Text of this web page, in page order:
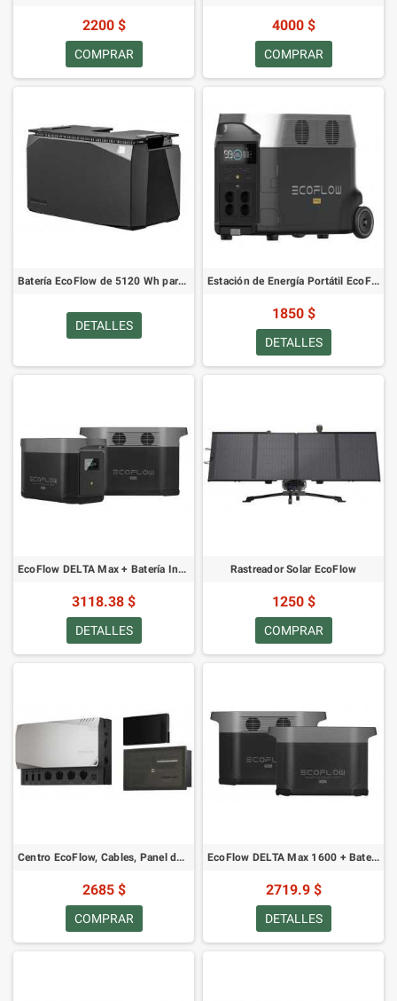
2200 $
COMPRAR
4000 $
COMPRAR
Batería EcoFlow de 5120 Wh para Kits de Energía
DETALLES
Estación de Energía Portátil EcoFlow DELTA Pro
1850 $
DETALLES
EcoFlow DELTA Max + Batería Inteligente Extra DELTA Max
3118.38 $
DETALLES
Rastreador Solar EcoFlow
1250 $
COMPRAR
Centro EcoFlow, Cables, Panel de Distribución y Controlador Inteligente
2685 $
COMPRAR
EcoFlow DELTA Max 1600 + Batería Inteligente Extra DELTA Max
2719.9 $
DETALLES